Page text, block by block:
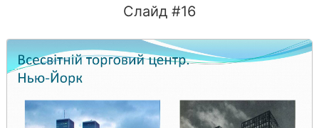
Слайд #16